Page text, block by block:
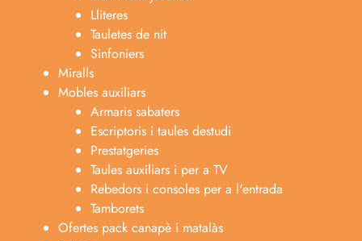
Lliteres
Tauletes de nit
Sinfoniers
Miralls
Mobles auxiliars
Armaris sabaters
Escriptoris i taules destudi
Prestatgeries
Taules auxiliars i per a TV
Rebedors i consoles per a l'entrada
Tamborets
Ofertes pack canapè i matalàs